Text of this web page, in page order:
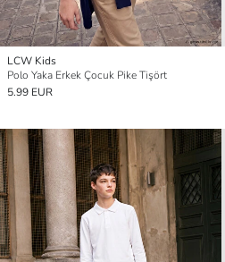
LCW Kids
Polo Yaka Erkek Çocuk Pike Tişört
5.99 EUR